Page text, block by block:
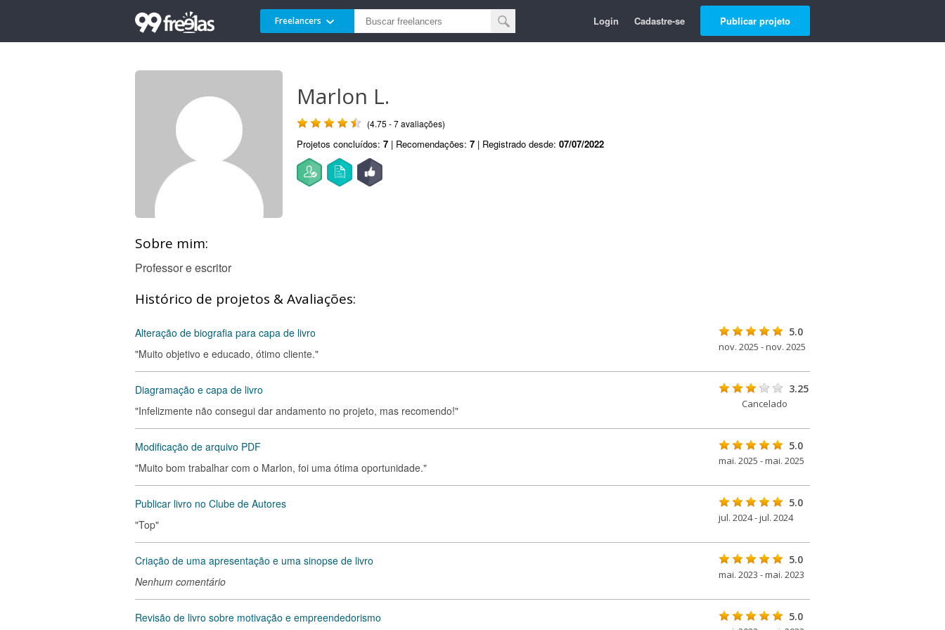
Freelancers Login Cadastre-se Publicar projeto
Marlon L.
(4.75 - 7 avaliações)
Projetos concluídos: 7 | Recomendações: 7 | Registrado desde: 07/07/2022
Sobre mim:
Professor e escritor
Histórico de projetos & Avaliações:
Alteração de biografia para capa de livro
"Muito objetivo e educado, ótimo cliente."
5.0
nov. 2025 - nov. 2025
Diagramação e capa de livro
"Infelizmente não consegui dar andamento no projeto, mas recomendo!"
3.25
Cancelado
Modificação de arquivo PDF
"Muito bom trabalhar com o Marlon, foi uma ótima oportunidade."
5.0
mai. 2025 - mai. 2025
Publicar livro no Clube de Autores
"Top"
5.0
jul. 2024 - jul. 2024
Criação de uma apresentação e uma sinopse de livro
Nenhum comentário
5.0
mai. 2023 - mai. 2023
Revisão de livro sobre motivação e empreendedorismo 5.0